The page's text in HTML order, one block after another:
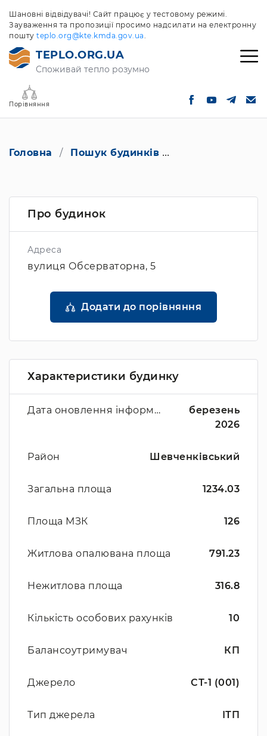
Шановні відвідувачі! Сайт працює у тестовому режимі.
Зауваження та пропозиції просимо надсилати на електронну
пошту teplo.org@kte.kmda.gov.ua.
TEPLO.ORG.UA
Споживай тепло розумно
Порівняння
Головна Пошук будинків
Про будинок
Адреса
вулиця Обсерваторна, 5
Додати до порівняння
Характеристики будинку
Дата оновлення інформації
березень
2026
Район Шевченківський
Загальна площа 1234.03
Площа МЗК 126
Житлова опалювана площа 791.23
Нежитлова площа 316.8
Кількість особових рахунків 10
Балансоутримувач КП
Джерело СТ-1 (001)
Тип джерела ІТП